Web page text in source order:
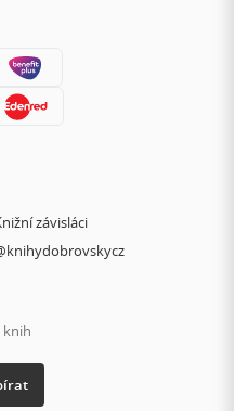
závisláci
knih